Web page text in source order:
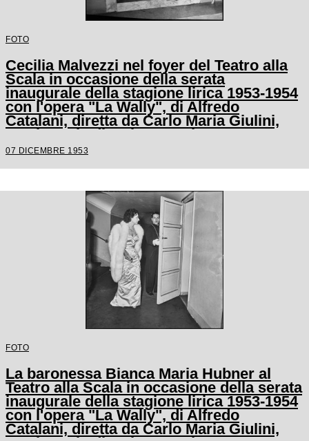
FOTO
Cecilia Malvezzi nel foyer del Teatro alla
Scala in occasione della serata
inaugurale della stagione lirica 1953-1954
con l'opera "La Wally", di Alfredo
Catalani, diretta da Carlo Maria Giulini,
con la regia di Tatiana Pavlova
07 DICEMBRE 1953
FOTO
La baronessa Bianca Maria Hubner al
Teatro alla Scala in occasione della serata
inaugurale della stagione lirica 1953-1954
con l'opera "La Wally", di Alfredo
Catalani, diretta da Carlo Maria Giulini,